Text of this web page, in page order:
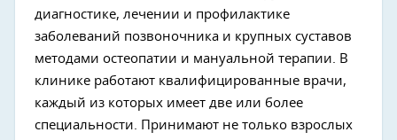
диагностике, лечении и профилактике
заболеваний позвоночника и крупных суставов
методами остеопатии и мануальной терапии. В
клинике работают квалифицированные врачи,
каждый из которых имеет две или более
специальности. Принимают не только взрослых